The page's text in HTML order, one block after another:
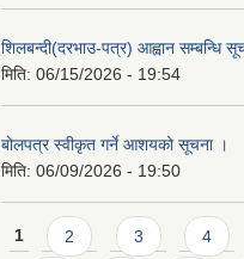
शिलबन्दी(दरभाउ-पत्र) आह्वान सम्बन्धि
मिति: 06/15/2026 - 19:54
बोलपत्र स्वीकृत गर्ने आशयको सूचना ।
मिति: 06/09/2026 - 19:50
Pages
1 2 3 4